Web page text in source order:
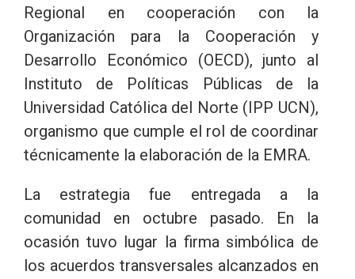
Regional en cooperación con la
Organización para la Cooperación y
Desarrollo Económico (OECD), junto al
Instituto de Políticas Públicas de la
Universidad Católica del Norte (IPP UCN),
organismo que cumple el rol de coordinar
técnicamente la elaboración de la EMRA.
La estrategia fue entregada a la
comunidad en octubre pasado. En la
ocasión tuvo lugar la firma simbólica de
los acuerdos transversales alcanzados en